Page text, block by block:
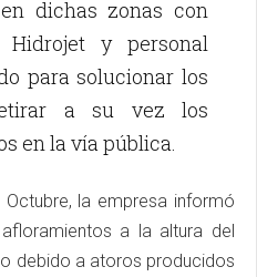
dichas zonas con
y personal
para solucionar los
a su vez los
en la vía pública.
la empresa informó
a la altura del
debido a atoros producidos